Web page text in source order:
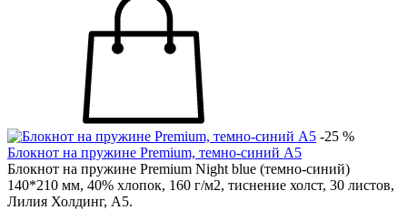
-25 %
Блокнот на пружине Premium, темно-синий А5
Блокнот на пружине Premium Night blue (темно-синий)
140*210 мм, 40% хлопок, 160 г/м2, тиснение холст, 30 листов,
Лилия Холдинг, А5.